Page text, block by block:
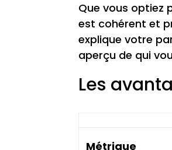
Que vous optiez
est cohérent et
explique votre
aperçu de qui
Les
Métrique